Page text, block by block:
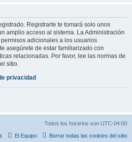
Registrarte te tomará solo unos
amplio acceso al sistema. La Administración
adicionales a los usuarios
asegúrete de estar familiarizado con
relacionadas. Por favor, lee las normas de
sitio.
privacidad
Todos los horarios son UTC-04:00
Borrar todas las cookies del sitio
El Equipo